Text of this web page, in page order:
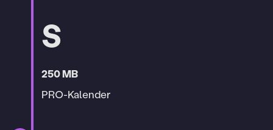
S
250 MB
PRO-Kalender